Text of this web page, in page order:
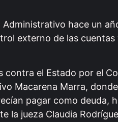
hace un
externo de las cuentas
contra el Estado por el
Macarena Marra,
pagar como deuda,
la jueza Claudia